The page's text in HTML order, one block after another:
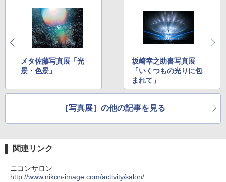
メタ佐藤写真展「光
景・色景」
坂崎幸之助書写真展
「いくつもの光りに包
まれて」
［写真展］の他の記事を見る
関連リンク
ニコンサロン
http://www.nikon-image.com/activity/salon/